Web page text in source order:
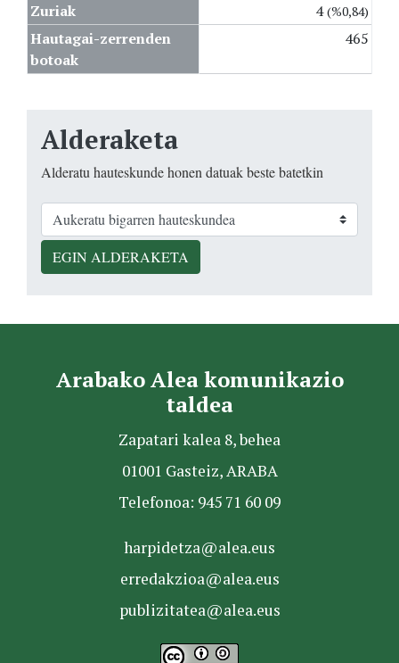
Zuriak 4(%0,84)
Hautagai-zerrenden
botoak
465
Alderaketa
Alderatu hauteskunde honen datuak beste batetkin
EGIN ALDERAKETA
Arabako Alea komunikazio
taldea
Zapatari kalea 8, behea
01001 Gasteiz, ARABA
Telefonoa: 945 71 60 09
harpidetza@alea.eus
erredakzioa@alea.eus
publizitatea@alea.eus